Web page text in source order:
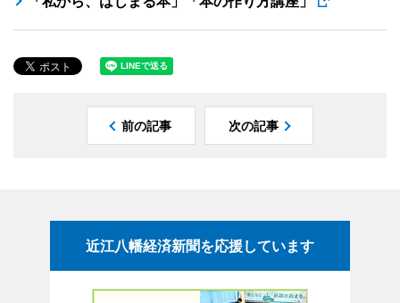
前の記事 次の記事
近江八幡経済新聞を応援しています